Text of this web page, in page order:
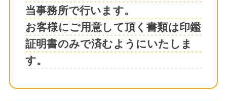
当事務所で行います。
お客様にご用意して頂く書類は印鑑
証明書のみで済むようにいたしま
す。